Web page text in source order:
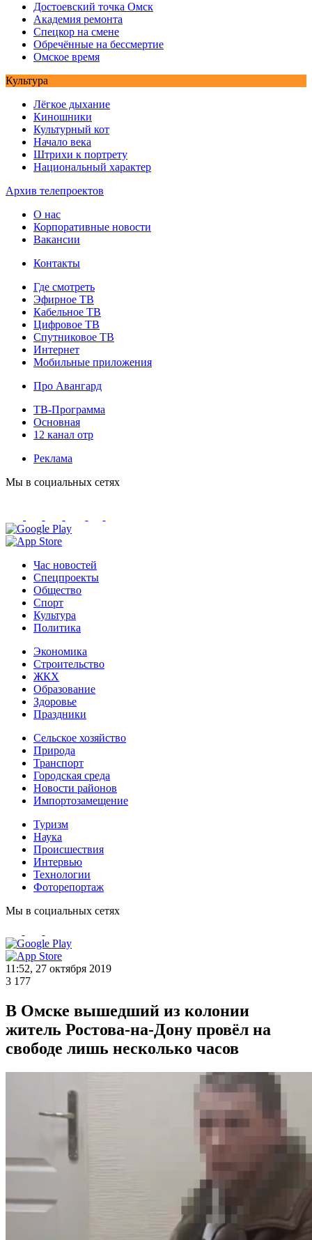
Достоевский точка Омск
Академия ремонта
Спецкор на смене
Обречённые на бессмертие
Омское время
Культура
Лёгкое дыхание
Киношники
Культурный кот
Начало века
Штрихи к портрету
Национальный характер
Архив телепроектов
О нас
Корпоративные новости
Вакансии
Контакты
Где смотреть
Эфирное ТВ
Кабельное ТВ
Цифровое ТВ
Спутниковое ТВ
Интернет
Мобильные приложения
Про Авангард
ТВ-Программа
Основная
12 канал отр
Реклама
Мы в социальных сетях
Час новостей
Спецпроекты
Общество
Спорт
Культура
Политика
Экономика
Строительство
ЖКХ
Образование
Здоровье
Праздники
Сельское хозяйство
Природа
Транспорт
Городская среда
Новости районов
Импортозамещение
Туризм
Наука
Происшествия
Интервью
Технологии
Фоторепортаж
Мы в социальных сетях
11:52, 27 октября 2019
3 177
В Омске вышедший из колонии
житель Ростова-на-Дону провёл на
свободе лишь несколько часов